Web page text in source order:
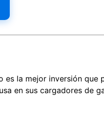
es la mejor inversión que
en sus cargadores de